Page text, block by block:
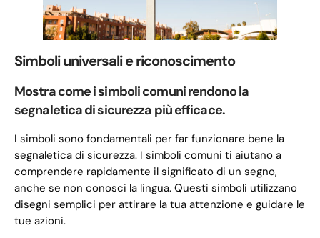
Simboli universali e riconoscimento
Mostra come i simboli comuni rendono la
segnaletica di sicurezza più efficace.
I simboli sono fondamentali per far funzionare bene la
segnaletica di sicurezza. I simboli comuni ti aiutano a
comprendere rapidamente il significato di un segno,
anche se non conosci la lingua. Questi simboli utilizzano
disegni semplici per attirare la tua attenzione e guidare le
tue azioni.